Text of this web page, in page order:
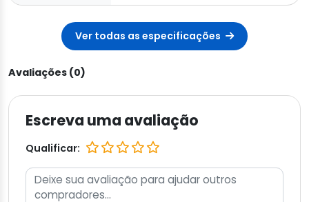
Ver todas as especificações
Avaliações (0)
Escreva uma avaliação
Qualificar: